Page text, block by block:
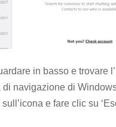
in basso e trovare
di navigazione di
e fare clic su